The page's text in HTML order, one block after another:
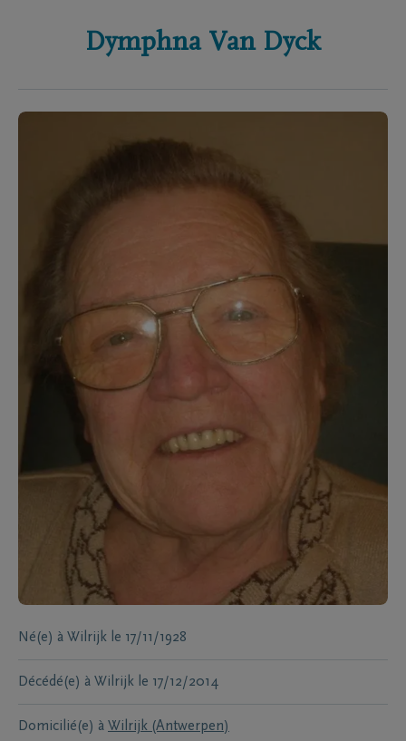
Dymphna Van Dyck
Né(e) à Wilrijk le 17/11/1928
Décédé(e) à Wilrijk le 17/12/2014
Domicilié(e) à Wilrijk (Antwerpen)